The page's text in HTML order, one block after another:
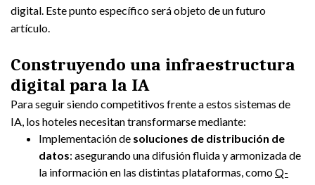
digital. Este punto específico será objeto de un futuro
artículo.
Construyendo una infraestructura
digital para la IA
Para seguir siendo competitivos frente a estos sistemas de
IA, los hoteles necesitan transformarse mediante:
Implementación de soluciones de distribución de
datos: asegurando una difusión fluida y armonizada de
la información en las distintas plataformas, comoQ-